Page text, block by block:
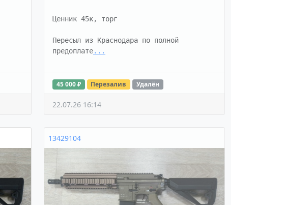
Ценник 45к, торг
Пересыл из Краснодара по полной
предоплате...
45 000 ₽ Перезалив Удалён
22.07.26 16:14
13429104